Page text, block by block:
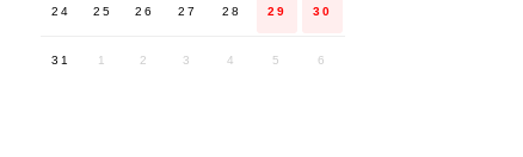
24 25 26 27 28 29 30
31 1 2 3 4 5 6